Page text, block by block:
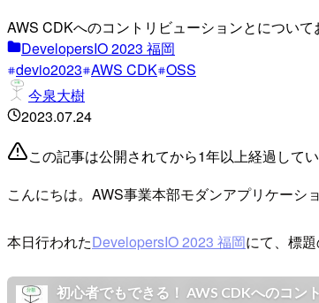
AWS CDKへのコントリビューションとについ
DevelopersIO 2023 福岡
devio2023 AWS CDK OSS
今泉大樹
2023.07.24
この記事は公開されてから1年以上経過して
こんにちは。AWS事業本部モダンアプリケーシ
本日行われたDevelopersIO 2023 福岡にて、標